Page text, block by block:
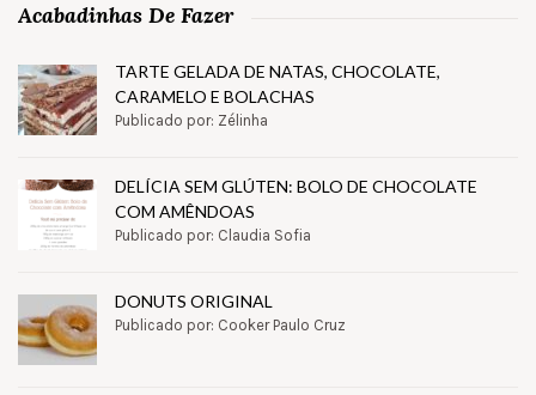
Acabadinhas De Fazer
TARTE GELADA DE NATAS, CHOCOLATE,
CARAMELO E BOLACHAS
Publicado por: Zélinha
DELÍCIA SEM GLÚTEN: BOLO DE CHOCOLATE
COM AMÊNDOAS
Publicado por: Claudia Sofia
DONUTS ORIGINAL
Publicado por: Cooker Paulo Cruz